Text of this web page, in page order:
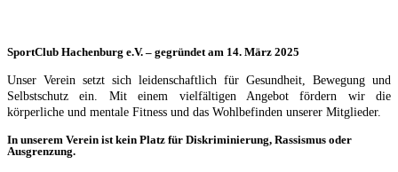
SportClub Hachenburg e.V. – gegründet am 14. März 2025
Unser Verein setzt sich leidenschaftlich für Gesundheit, Bewegung und
Selbstschutz ein. Mit einem vielfältigen Angebot fördern wir die
körperliche und mentale Fitness und das Wohlbefinden unserer Mitglieder.
In unserem Verein ist kein Platz für Diskriminierung, Rassismus oder
Ausgrenzung.